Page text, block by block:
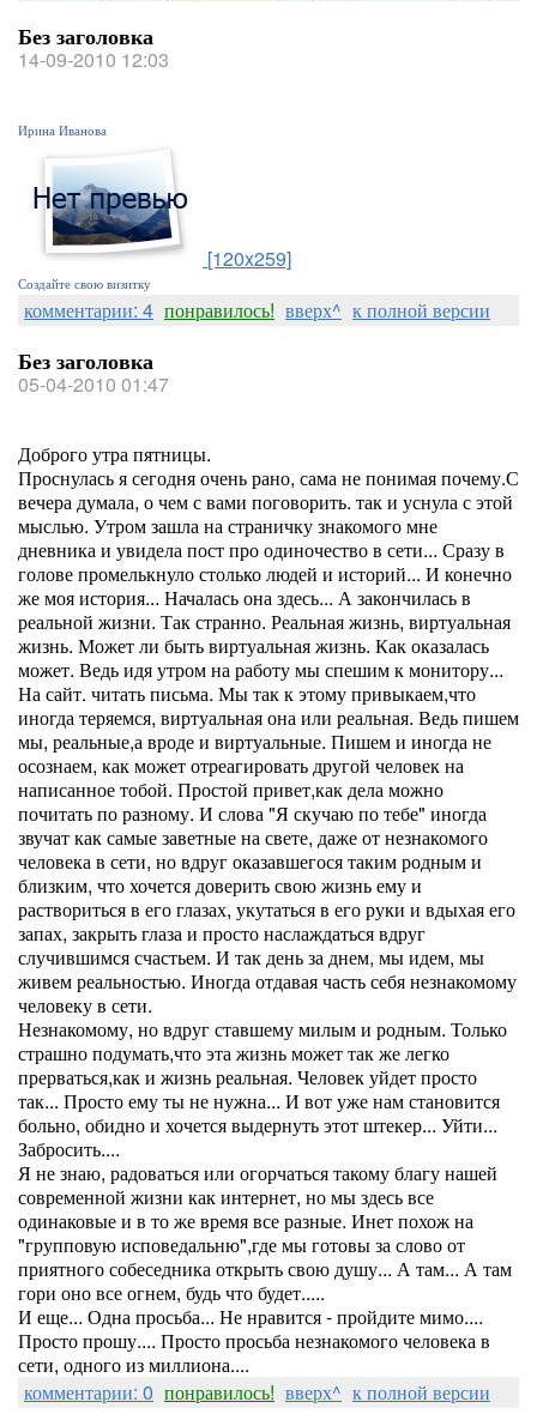
Без заголовка
14-09-2010 12:03
Ирина Иванова
[120x259]
Создайте свою визитку
комментарии: 4 понравилось! вверх^ к полной версии
Без заголовка
05-04-2010 01:47
Доброго утра пятницы.
Проснулась я сегодня очень рано, сама не понимая почему.С
вечера думала, о чем с вами поговорить. так и уснула с этой
мыслью. Утром зашла на страничку знакомого мне
дневника и увидела пост про одиночество в сети... Сразу в
голове промелькнуло столько людей и историй... И конечно
же моя история... Началась она здесь... А закончилась в
реальной жизни. Так странно. Реальная жизнь, виртуальная
жизнь. Может ли быть виртуальная жизнь. Как оказалась
может. Ведь идя утром на работу мы спешим к монитору...
На сайт. читать письма. Мы так к этому привыкаем,что
иногда теряемся, виртуальная она или реальная. Ведь пишем
мы, реальные,а вроде и виртуальные. Пишем и иногда не
осознаем, как может отреагировать другой человек на
написанное тобой. Простой привет,как дела можно
почитать по разному. И слова "Я скучаю по тебе" иногда
звучат как самые заветные на свете, даже от незнакомого
человека в сети, но вдруг оказавшегося таким родным и
близким, что хочется доверить свою жизнь ему и
раствориться в его глазах, укутаться в его руки и вдыхая его
запах, закрыть глаза и просто наслаждаться вдруг
случившимся счастьем. И так день за днем, мы идем, мы
живем реальностью. Иногда отдавая часть себя незнакомому
человеку в сети.
Незнакомому, но вдруг ставшему милым и родным. Только
страшно подумать,что эта жизнь может так же легко
прерваться,как и жизнь реальная. Человек уйдет просто
так... Просто ему ты не нужна... И вот уже нам становится
больно, обидно и хочется выдернуть этот штекер... Уйти...
Забросить....
Я не знаю, радоваться или огорчаться такому благу нашей
современной жизни как интернет, но мы здесь все
одинаковые и в то же время все разные. Инет похож на
"групповую исповедальню",где мы готовы за слово от
приятного собеседника открыть свою душу... А там... А там
гори оно все огнем, будь что будет.....
И еще... Одна просьба... Не нравится - пройдите мимо....
Просто прошу.... Просто просьба незнакомого человека в
сети, одного из миллиона....
комментарии: 0 понравилось! вверх^ к полной версии